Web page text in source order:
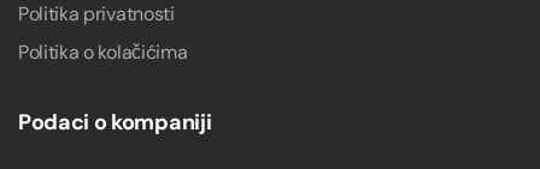
Politika privatnosti
Politika o kolačićima
Podaci o kompaniji